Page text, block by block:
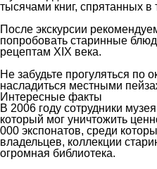
тысячами книг, спрятанных
После экскурсии
попробовать старинные
рецептам XIX века.
Не забудьте прогуляться по
насладиться местными
Интересные факты
В 2006 году сотрудники
который мог уничтожить
000 экспонатов, среди
владельцев, коллекции
огромная библиотека.